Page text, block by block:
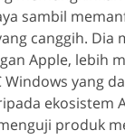
sambil
canggih. Dia
Apple, lebih
Windows yang
ekosistem
produk